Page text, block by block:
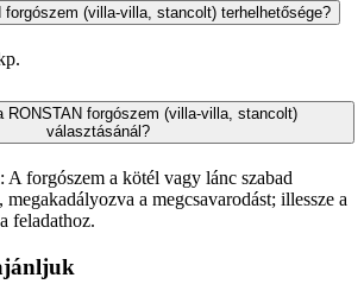
forgószem (villa-villa, stancolt) terhelhetősége?
RONSTAN forgószem (villa-villa, stancolt)
választásánál?
forgószem a kötél vagy lánc szabad
a megcsavarodást; illessze a
feladathoz.